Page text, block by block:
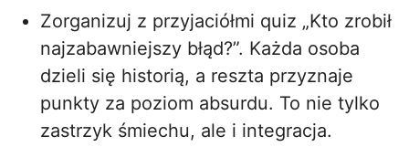
Zorganizuj z przyjaciółmi quiz „Kto zrobił
najzabawniejszy błąd?”. Każda osoba
dzieli się historią, a reszta przyznaje
punkty za poziom absurdu. To nie tylko
zastrzyk śmiechu, ale i integracja.